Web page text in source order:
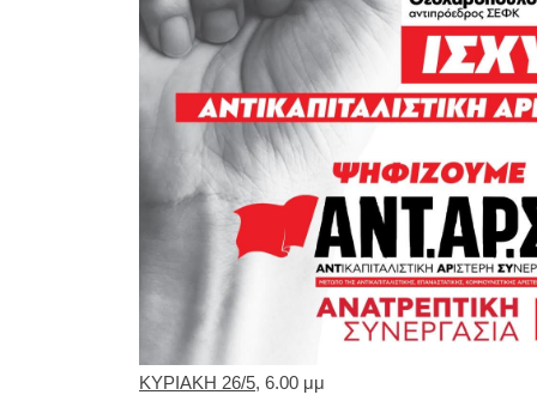
ΚΥΡΙΑΚΗ 26/5, 6.00 μμ